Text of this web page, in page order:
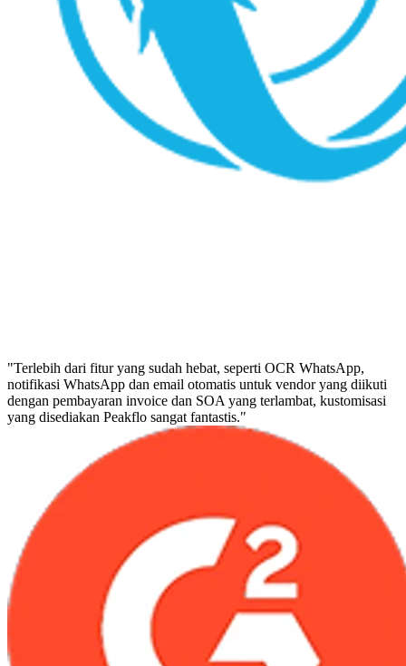
"Terlebih dari fitur yang sudah hebat, seperti OCR WhatsApp,
notifikasi WhatsApp dan email otomatis untuk vendor yang diikuti
dengan pembayaran invoice dan SOA yang terlambat, kustomisasi
yang disediakan Peakflo sangat fantastis."